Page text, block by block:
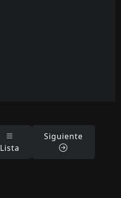
Lista
Siguiente